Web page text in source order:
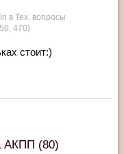
в Тех. вопросы
470)
стоит:)
АКПП (80)